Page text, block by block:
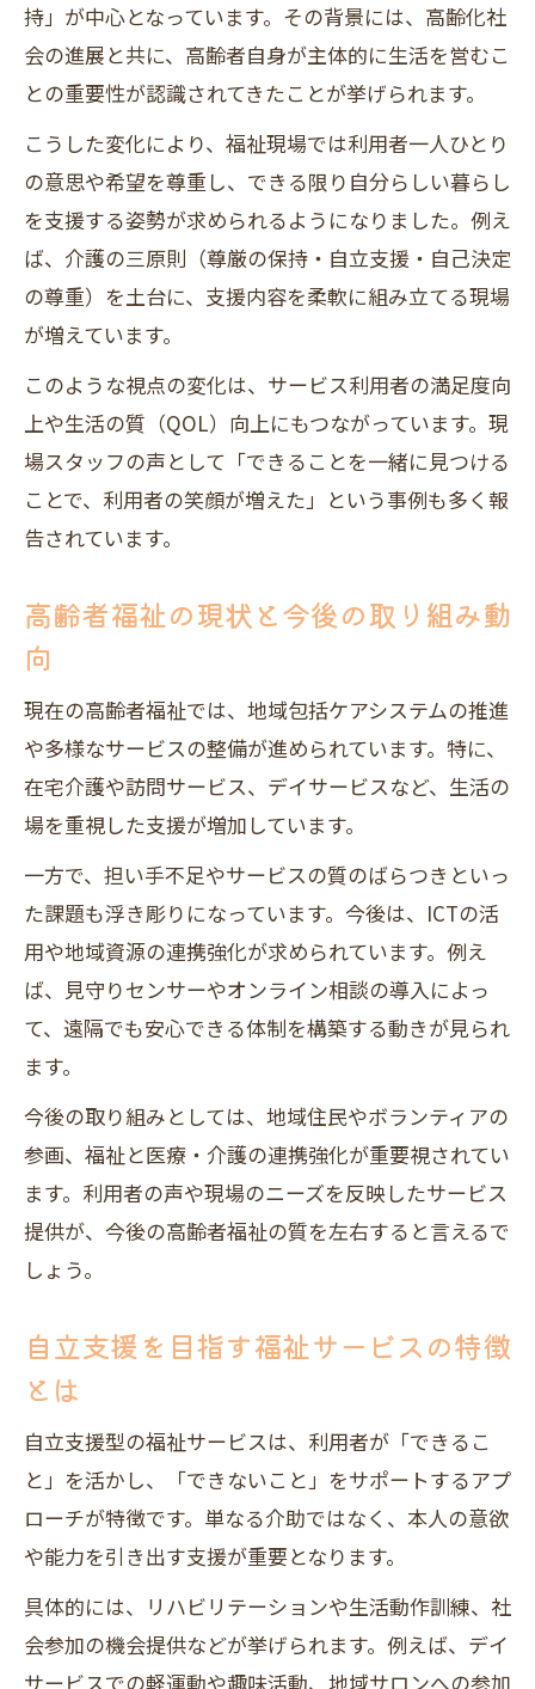
福祉現場での高齢者ケア実践のコツを紹
介
高齢者福祉の現場力を高める支援方法
高齢者福祉サービスの選び方に迷わないため
に
福祉サービス選びで押さえたい基本知識
高齢者福祉サービスの種類と活用法を解
説
は
高齢者福祉の比較と自立支援への視点
安心できる福祉サービス選びのポイント
実践から学ぶ高齢者福祉の三原則
る
高齢者福祉と三原則の実践的な結びつき
福祉の三原則が高齢者支援にもたらす効
果
地域と連携した福祉支援の工夫と現状
福祉と地域の連携による高齢者支援の現
状
高齢者福祉で進む地域連携の取組み例紹
介
高齢者福祉と地域資源の活用ポイント解
説
地域包括ケアと福祉支援の連携事例を紹
介
その人らしさを支える福祉の実際と課題
高齢者福祉における個別支援の重要性
高齢者福祉の課題と今後の展望を考察
福祉支援がその人らしさに与える影響と
は
持」が中心となっています。その背景には、高齢化社
会の進展と共に、高齢者自身が主体的に生活を営むこ
との重要性が認識されてきたことが挙げられます。
こうした変化により、福祉現場では利用者一人ひとり
の意思や希望を尊重し、できる限り自分らしい暮らし
を支援する姿勢が求められるようになりました。例え
ば、介護の三原則（尊厳の保持・自立支援・自己決定
の尊重）を土台に、支援内容を柔軟に組み立てる現場
が増えています。
このような視点の変化は、サービス利用者の満足度向
上や生活の質（QOL）向上にもつながっています。現
場スタッフの声として「できることを一緒に見つける
ことで、利用者の笑顔が増えた」という事例も多く報
告されています。
高齢者福祉の現状と今後の取り組み動
向
現在の高齢者福祉では、地域包括ケアシステムの推進
や多様なサービスの整備が進められています。特に、
在宅介護や訪問サービス、デイサービスなど、生活の
場を重視した支援が増加しています。
一方で、担い手不足やサービスの質のばらつきといっ
た課題も浮き彫りになっています。今後は、ICTの活
用や地域資源の連携強化が求められています。例え
ば、見守りセンサーやオンライン相談の導入によっ
て、遠隔でも安心できる体制を構築する動きが見られ
ます。
今後の取り組みとしては、地域住民やボランティアの
参画、福祉と医療・介護の連携強化が重要視されてい
ます。利用者の声や現場のニーズを反映したサービス
提供が、今後の高齢者福祉の質を左右すると言えるで
しょう。
自立支援を目指す福祉サービスの特徴
とは
自立支援型の福祉サービスは、利用者が「できるこ
と」を活かし、「できないこと」をサポートするアプ
ローチが特徴です。単なる介助ではなく、本人の意欲
や能力を引き出す支援が重要となります。
具体的には、リハビリテーションや生活動作訓練、社
会参加の機会提供などが挙げられます。例えば、デイ
サービスでの軽運動や趣味活動、地域サロンへの参加